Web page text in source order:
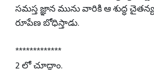
సమస్త జ్ఞాన మును వారికి ఆ శుద్ధ
రూపేణ బోధిస్తాడు.
*************
2 లో చూద్దాం.